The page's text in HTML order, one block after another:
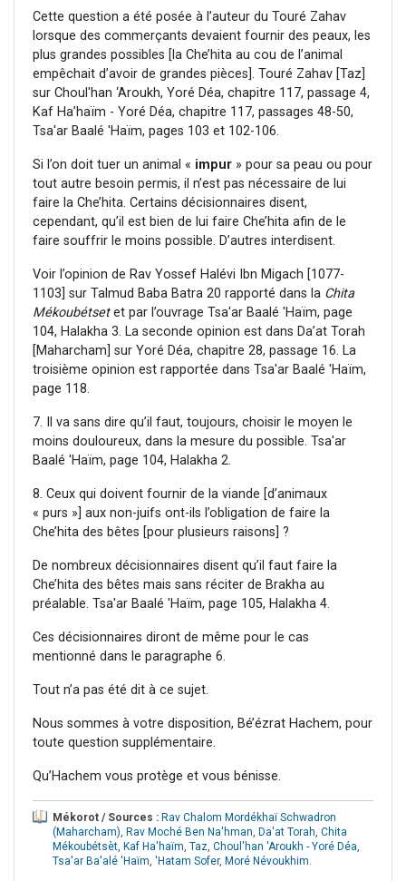
Cette question a été posée à l’auteur du Touré Zahav
lorsque des commerçants devaient fournir des peaux, les
plus grandes possibles [la Che’hita au cou de l’animal
empêchait d’avoir de grandes pièces]. Touré Zahav [Taz]
sur Choul'han ‘Aroukh, Yoré Déa, chapitre 117, passage 4,
Kaf Ha’haïm - Yoré Déa, chapitre 117, passages 48-50,
Tsa'ar Baalé 'Haïm, pages 103 et 102-106.
Si l’on doit tuer un animal « impur » pour sa peau ou pour
tout autre besoin permis, il n’est pas nécessaire de lui
faire la Che’hita. Certains décisionnaires disent,
cependant, qu’il est bien de lui faire Che’hita afin de le
faire souffrir le moins possible. D’autres interdisent.
Voir l’opinion de Rav Yossef Halévi Ibn Migach [1077-
1103] sur Talmud Baba Batra 20 rapporté dans la Chita
Mékoubétsetet par l’ouvrage Tsa'ar Baalé 'Haïm, page
104, Halakha 3. La seconde opinion est dans Da’at Torah
[Maharcham] sur Yoré Déa, chapitre 28, passage 16. La
troisième opinion est rapportée dans Tsa'ar Baalé 'Haïm,
page 118.
7. Il va sans dire qu’il faut, toujours, choisir le moyen le
moins douloureux, dans la mesure du possible. Tsa'ar
Baalé 'Haïm, page 104, Halakha 2.
8. Ceux qui doivent fournir de la viande [d’animaux
« purs »] aux non-juifs ont-ils l’obligation de faire la
Che’hita des bêtes [pour plusieurs raisons] ?
De nombreux décisionnaires disent qu’il faut faire la
Che’hita des bêtes mais sans réciter de Brakha au
préalable. Tsa'ar Baalé 'Haïm, page 105, Halakha 4.
Ces décisionnaires diront de même pour le cas
mentionné dans le paragraphe 6.
Tout n’a pas été dit à ce sujet.
Nous sommes à votre disposition, Bé’ézrat Hachem, pour
toute question supplémentaire.
Qu’Hachem vous protège et vous bénisse.
Mékorot / Sources : Rav Chalom Mordékhaï Schwadron
(Maharcham), Rav Moché Ben Na'hman, Da'at Torah, Chita
Mékoubétsèt, Kaf Ha'haïm, Taz, Choul'han 'Aroukh - Yoré Déa,
Tsa'ar Ba'alé 'Haïm, 'Hatam Sofer, Moré Névoukhim.